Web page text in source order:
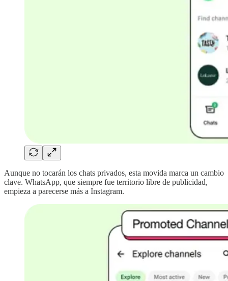
Aunque no tocarán los chats privados, esta movida marca un cambio
clave. WhatsApp, que siempre fue territorio libre de publicidad,
empieza a parecerse más a Instagram.